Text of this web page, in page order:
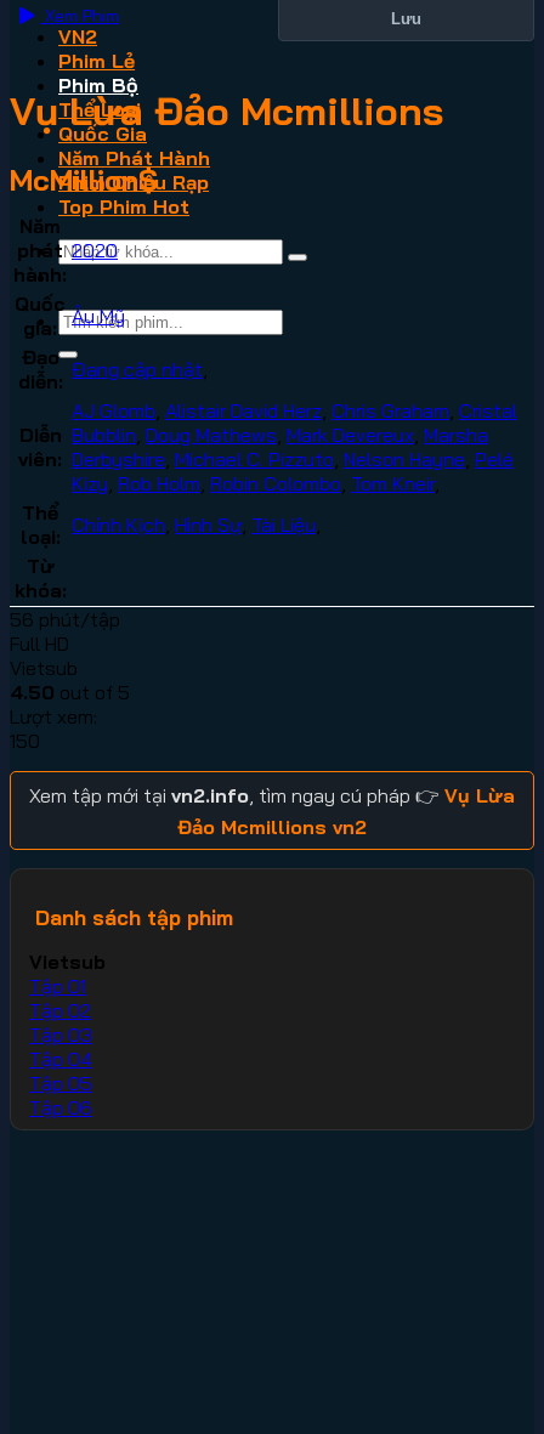
VN2
Phim Lẻ
Phim Bộ
Thể Loại
Quốc Gia
Năm Phát Hành
Phim Chiếu Rạp
Top Phim Hot
Xem Phim Lưu
Vụ Lừa Đảo Mcmillions
McMillion$
Năm
phát
hành:
2020
Quốc
gia:
Âu Mỹ
Đạo
diễn: Đang cập nhật
Diễn
viên:
AJ Glomb Alistair David Herz Chris Graham Cristal
Bubblin Doug Mathews Mark Devereux Marsha
Derbyshire Michael C. Pizzuto Nelson Hayne Pelé
Kizy Rob Holm Robin Colombo Tom Kneir,
Thể
loại: Chính Kịch Hình Sự Tài Liệu
Từ
khóa:
56 phút/tập
Full HD
Vietsub
4.50 out of 5
Lượt xem:
150
Xem tập mới tại vn2.info , tìm ngay cú pháp 👉 Vụ Lừa
Đảo Mcmillions vn2
Danh sách tập phim
Vietsub
Tập 01
Tập 02
Tập 03
Tập 04
Tập 05
Tập 06